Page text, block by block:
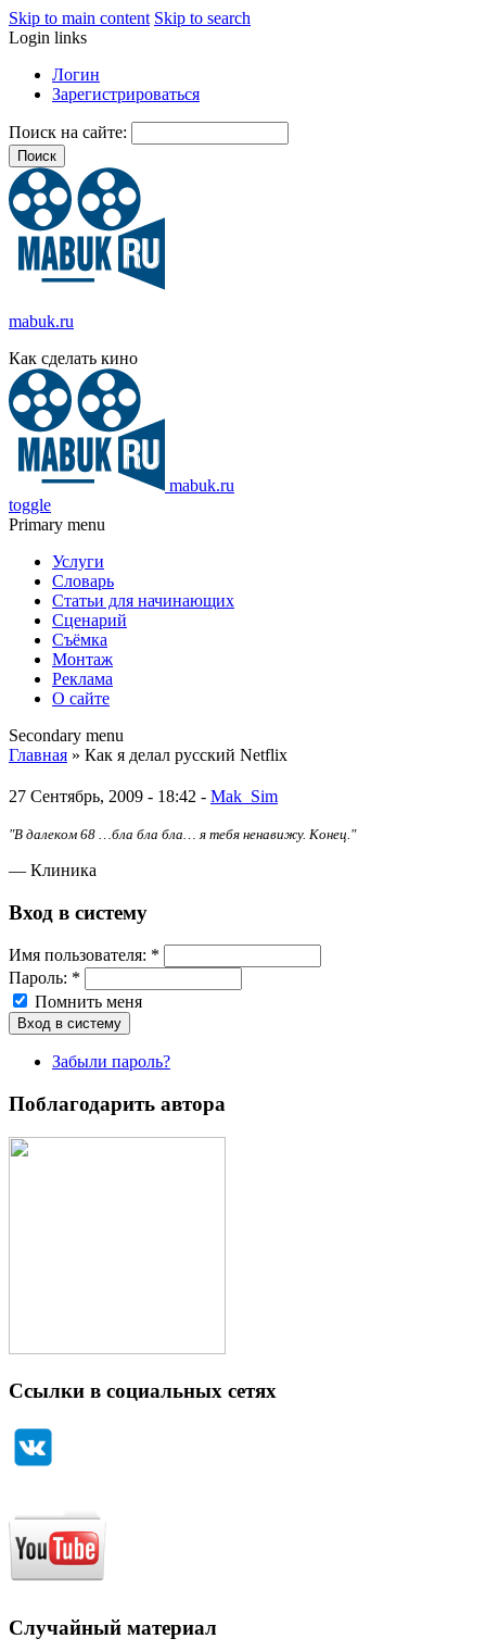
Skip to main content Skip to search
Login links
Логин
Зарегистрироваться
Поиск на сайте:
mabuk.ru
Как сделать кино
mabuk.ru
toggle
Primary menu
Услуги
Словарь
Статьи для начинающих
Сценарий
Съёмка
Монтаж
Реклама
О сайте
Secondary menu
Главная » Как я делал русский Netflix
27 Сентябрь, 2009 - 18:42 - Mak_Sim
"В далеком 68 …бла бла бла… я тебя ненавижу. Конец."
— Клиника
Вход в систему
Имя пoльзовaтeля: *
Пароль: *
Помнить меня
Забыли пароль?
Поблагодарить автора
Ссылки в социальных сетях
Случайный материал